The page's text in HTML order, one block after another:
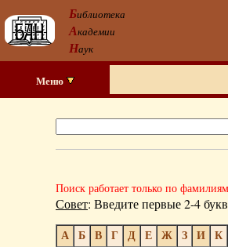
Библиотека
Академии
Наук
Меню
Поиск работает только по фамилиям
Совет: Введите первые 2-4
А Б В Г Д Е Ж З И К